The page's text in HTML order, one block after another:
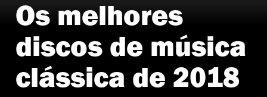
©DR | Max Emanuel Cencic
Os melhores
discos de música
clássica de 2018